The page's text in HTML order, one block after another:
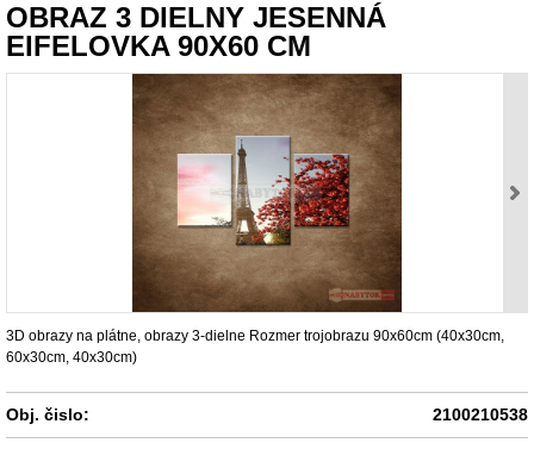
OBRAZ 3 DIELNY JESENNÁ
EIFELOVKA 90X60 CM
3D obrazy na plátne, obrazy 3-dielne Rozmer trojobrazu 90x60cm (40x30cm,
60x30cm, 40x30cm)
Obj. čislo: 2100210538